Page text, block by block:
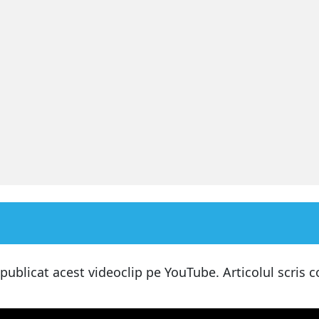
acest videoclip pe YouTube. Articolul scris